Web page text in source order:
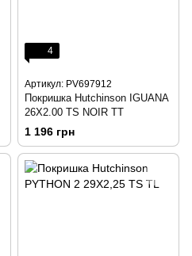
4
Артикул: PV697912
Покришка Hutchinson IGUANA
26X2.00 TS NOIR TT
1 196 грн